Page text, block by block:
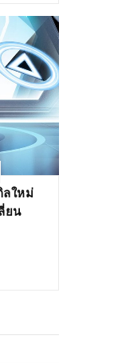
ลใหม่
ยน